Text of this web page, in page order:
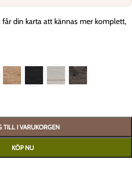
din karta att kännas mer komplett,
TILL I VARUKORGEN
KÖP NU